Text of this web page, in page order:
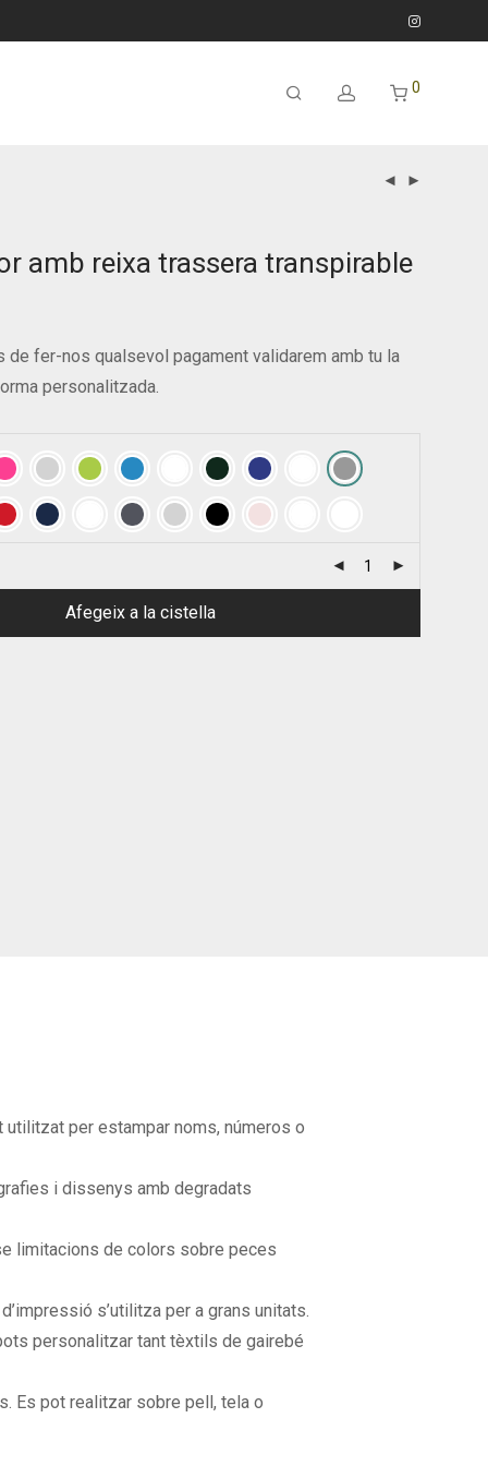
0
amb reixa trassera transpirable
de fer-nos qualsevol pagament validarem amb tu la
personalitzada.
Afegeix a la cistella
per estampar noms, números o
i dissenys amb degradats
limitacions de colors sobre peces
s’utilitza per a grans unitats.
personalitzar tant tèxtils de gairebé
Es pot realitzar sobre pell, tela o